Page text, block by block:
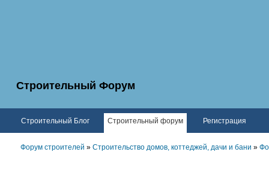
Строительный Форум
Строительный Блог Строительный форум Регистрация
Форум строителей » Строительство домов, коттеджей, дачи и бани »